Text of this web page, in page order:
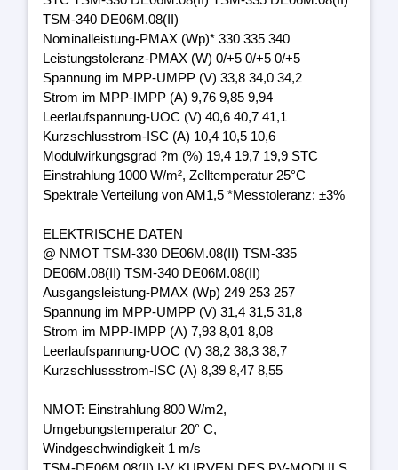
TSM-340 DE06M.08(II)
Nominalleistung-PMAX (Wp)* 330 335 340
Leistungstoleranz-PMAX (W) 0/+5 0/+5 0/+5
Spannung im MPP-UMPP (V) 33,8 34,0 34,2
Strom im MPP-IMPP (A) 9,76 9,85 9,94
Leerlaufspannung-UOC (V) 40,6 40,7 41,1
Kurzschlusstrom-ISC (A) 10,4 10,5 10,6
Modulwirkungsgrad ?m (%) 19,4 19,7 19,9 STC
Einstrahlung 1000 W/m², Zelltemperatur 25°C
Spektrale Verteilung von AM1,5 *Messtoleranz: ±3%
ELEKTRISCHE DATEN
@ NMOT TSM-330 DE06M.08(II) TSM-335
DE06M.08(II) TSM-340 DE06M.08(II)
Ausgangsleistung-PMAX (Wp) 249 253 257
Spannung im MPP-UMPP (V) 31,4 31,5 31,8
Strom im MPP-IMPP (A) 7,93 8,01 8,08
Leerlaufspannung-UOC (V) 38,2 38,3 38,7
Kurzschlussstrom-ISC (A) 8,39 8,47 8,55
NMOT: Einstrahlung 800 W/m2,
Umgebungstemperatur 20° C,
Windgeschwindigkeit 1 m/s